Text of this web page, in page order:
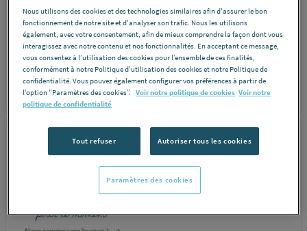
VIDAGE BAIGNOIRE A
CABLE PLASTIQUE
REF 6477V DÉCOUVRIR
GEBERIT
KIT FIXATION
BAIGNOIRE
Nous utilisons des cookies et des technologies similaires afin d'assurer le bon
fonctionnement de notre site et d'analyser son trafic. Nous les utilisons
également, avec votre consentement, afin de mieux comprendre la façon dont vous
interagissez avec notre contenu et nos fonctionnalités. En acceptant ce message,
vous consentez à l’utilisation des cookies pour l’ensemble de ces finalités,
conformément à notre Politique d'utilisation des cookies et notre Politique de
confidentialité. Vous pouvez également configurer vos préférences à partir de
l’option "Paramètres des cookies”. Voir notre politique de cookies Voir notre
politique de confidentialité
Tout refuser Autoriser tous les cookies
Paramètres des cookies